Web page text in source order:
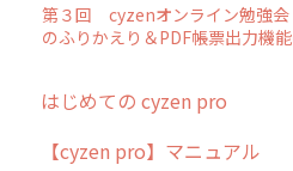
第３回 cyzenオンライン勉強
のふりかえり＆PDF帳票出力機能
はじめての cyzen pro
cyzen pro とは？
【cyzen pro】マニュアル